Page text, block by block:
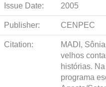
Issue Date: 2005
Publisher: CENPEC
Citation:
MADI,
velhos
histórias.
programa